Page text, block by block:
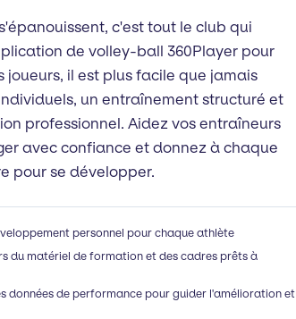
c'est tout le club qui
de volley-ball 360Player pour
joueurs, il est plus facile que jamais
un entraînement structuré et
professionnel. Aidez vos entraîneurs
avec confiance et donnez à chaque
pour se développer.
personnel pour chaque athlète
du matériel de formation et des cadres prêts à
données de performance pour guider l'amélioration et